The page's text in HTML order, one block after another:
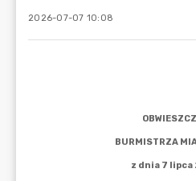
2026-07-07 10:08